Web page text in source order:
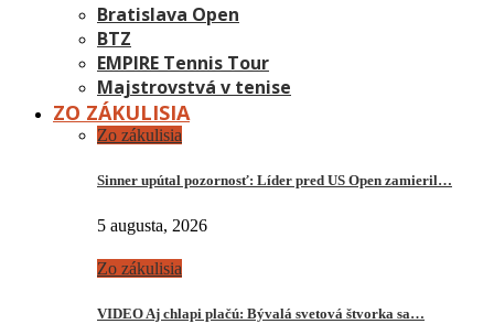
Bratislava Open
BTZ
EMPIRE Tennis Tour
Majstrovstvá v tenise
ZO ZÁKULISIA
Zo zákulisia
Sinner upútal pozornosť: Líder pred US Open zamieril…
5 augusta, 2026
Zo zákulisia
VIDEO Aj chlapi plačú: Bývalá svetová štvorka sa…